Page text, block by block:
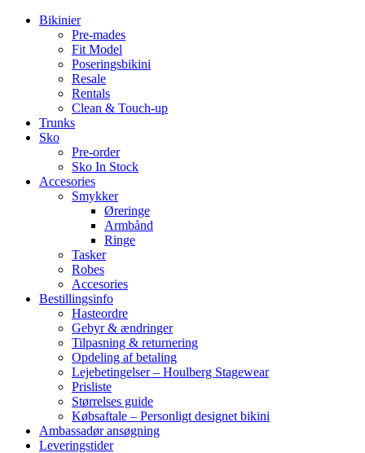
Bikinier
Pre-mades
Fit Model
Poseringsbikini
Resale
Rentals
Clean & Touch-up
Trunks
Sko
Pre-order
Sko In Stock
Accesories
Smykker
Øreringe
Armbånd
Ringe
Tasker
Robes
Accesories
Bestillingsinfo
Hasteordre
Gebyr & ændringer
Tilpasning & returnering
Opdeling af betaling
Lejebetingelser – Houlberg Stagewear
Prisliste
Størrelses guide
Købsaftale – Personligt designet bikini
Ambassadør ansøgning
Leveringstider